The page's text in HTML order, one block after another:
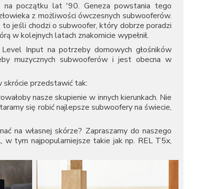
na początku lat '90. Geneza powstania tego
z możliwości ówczesnych subwooferów.
jeśli chodzi o subwoofer, który dobrze poradzi
w kolejnych latach znakomicie wypełnił.
Input na potrzeby domowych głośników
muzycznych subwooferów i jest obecna w
skrócie przedstawić tak:
nasze skupienie w innych kierunkach. Nie
się robić najlepsze subwoofery na świecie,
na własnej skórze? Zapraszamy do naszego
tym najpopularniejsze takie jak np. REL T5x,